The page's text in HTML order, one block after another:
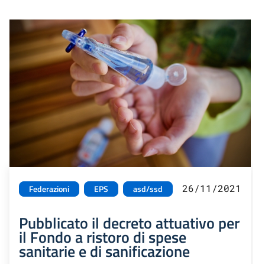
Federazioni EPS asd/ssd 26/11/2021
Pubblicato il decreto attuativo per
il Fondo a ristoro di spese
sanitarie e di sanificazione